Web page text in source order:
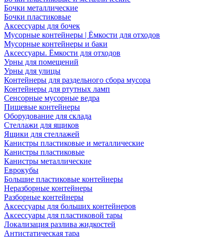
Бочки металлические
Бочки пластиковые
Аксессуары для бочек
Мусорные контейнеры | Ёмкости для отходов
Мусорные контейнеры и баки
Аксессуары. Ёмкости для отходов
Урны для помещений
Урны для улицы
Контейнеры для раздельного сбора мусора
Контейнеры для ртутных ламп
Сенсорные мусорные ведра
Пищевые контейнеры
Оборудование для склада
Стеллажи для ящиков
Ящики для стеллажей
Канистры пластиковые и металлические
Канистры пластиковые
Канистры металлические
Еврокубы
Большие пластиковые контейнеры
Неразборные контейнеры
Разборные контейнеры
Аксессуары для больших контейнеров
Аксессуары для пластиковой тары
Локализация разлива жидкостей
Антистатическая тара